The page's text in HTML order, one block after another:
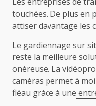
Les entreprises de
touchées. De plus en
attiser davantage les
Le gardiennage sur
reste la meilleure
onéreuse. La
caméras permet à
fléau gràce à une